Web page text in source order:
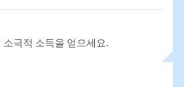
소극적 소득을 얻으세요.